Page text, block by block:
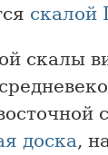
скалой
скалы
доска,